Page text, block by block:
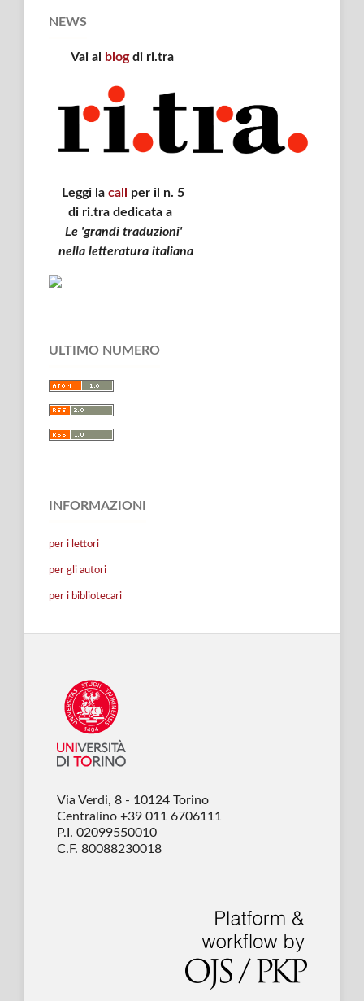
NEWS
Vai al blogdi ri.tra
Leggi la call
per il n. 5
di ri.tra dedicata a
Le 'grandi traduzioni'
nella letteratura italiana
ULTIMO NUMERO
INFORMAZIONI
per i lettori
per gli autori
per i bibliotecari
Via Verdi, 8 - 10124 Torino
Centralino +39 011 6706111
P.I. 02099550010
C.F. 80088230018